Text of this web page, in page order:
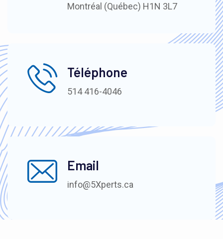
Montréal (Québec) H1N 3L7
Téléphone
514 416-4046
Email
info@5Xperts.ca